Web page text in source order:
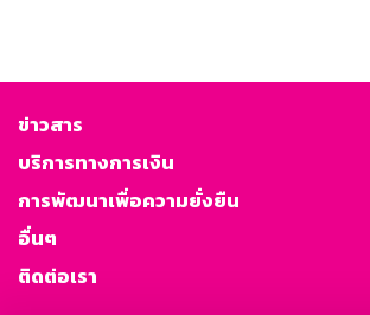
ข่าวสาร
บริการทางการเงิน
การพัฒนาเพื่อความยั่งยืน
อื่นๆ
ติดต่อเรา